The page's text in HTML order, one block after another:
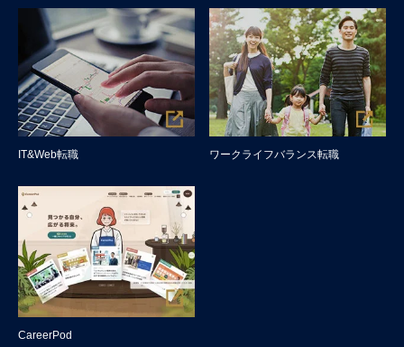
IT&Web転職 ワークライフバランス転職
CareerPod